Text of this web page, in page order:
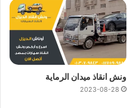
ونش انقاذ ميدان الرماية
2023-08-28